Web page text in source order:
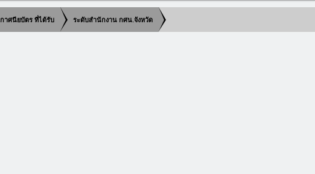
าศนียบัตร ที่ได้รับ ระดับสำนักงาน กศน.จังหวัด